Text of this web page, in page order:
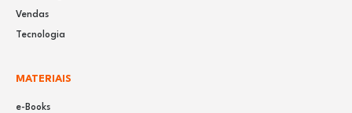
Vendas
Tecnologia
MATERIAIS
e-Books